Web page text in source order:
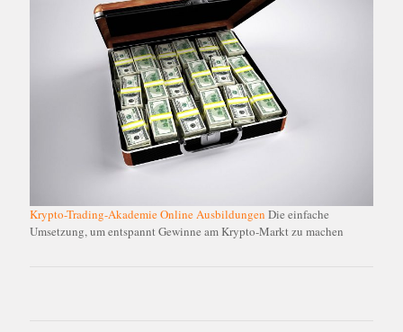
Krypto-Trading-Akademie Online Ausbildungen Die einfache
Umsetzung, um entspannt Gewinne am Krypto-Markt zu machen